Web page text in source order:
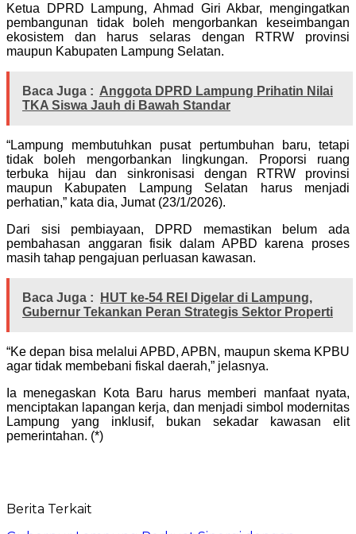
Ketua DPRD Lampung, Ahmad Giri Akbar, mengingatkan
pembangunan tidak boleh mengorbankan keseimbangan
ekosistem dan harus selaras dengan RTRW provinsi
maupun Kabupaten Lampung Selatan.
Baca Juga : Anggota DPRD Lampung Prihatin Nilai
TKA Siswa Jauh di Bawah Standar
“Lampung membutuhkan pusat pertumbuhan baru, tetapi
tidak boleh mengorbankan lingkungan. Proporsi ruang
terbuka hijau dan sinkronisasi dengan RTRW provinsi
maupun Kabupaten Lampung Selatan harus menjadi
perhatian,” kata dia, Jumat (23/1/2026).
Dari sisi pembiayaan, DPRD memastikan belum ada
pembahasan anggaran fisik dalam APBD karena proses
masih tahap pengajuan perluasan kawasan.
Baca Juga :
HUT ke-54 REI Digelar di Lampung,
Gubernur Tekankan Peran Strategis Sektor Properti
“Ke depan bisa melalui APBD, APBN, maupun skema KPBU
agar tidak membebani fiskal daerah,” jelasnya.
Ia menegaskan Kota Baru harus memberi manfaat nyata,
menciptakan lapangan kerja, dan menjadi simbol modernitas
Lampung yang inklusif, bukan sekadar kawasan elit
pemerintahan. (*)
Berita Terkait